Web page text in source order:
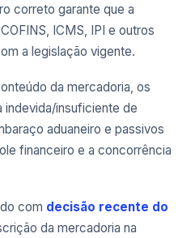
correto garante que a
ICMS, IPI e outros
a legislação vigente.
da mercadoria, os
insuficiente de
aduaneiro e passivos
financeiro e a concorrência
com decisão recente do
da mercadoria na